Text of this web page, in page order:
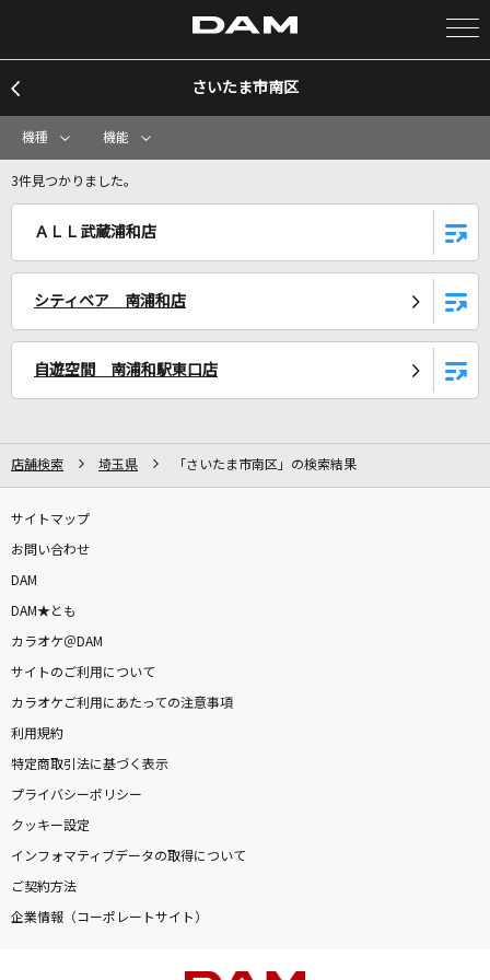
カラオケ検索
リアルタイムで歌われている曲の一覧
Mr.Children
ささやかなレジスタンス
荻野目洋子
楓
スピッツ
ベテルギウス
優里
オー！リバル
不可幸力
さいたま市南区
機種 機能
3件見つかりました。
ＡＬＬ武蔵浦和店
シティベア 南浦和店
自遊空間 南浦和駅東口店
店舗検索 埼玉県 「さいたま市南区」の検索結果
サイトマップ
お問い合わせ
DAM
DAM★とも
カラオケ＠DAM
サイトのご利用について
カラオケご利用にあたっての注意事項
利用規約
特定商取引法に基づく表示
プライバシーポリシー
クッキー設定
インフォマティブデータの取得について
ご契約方法
企業情報（コーポレートサイト）